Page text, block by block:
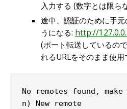
入力する (数字とは限ら
途中、認証のために手
うになる: http://
(ポート転送しているの
れるURLをそのまま使用
No remotes found, make
n) New remote